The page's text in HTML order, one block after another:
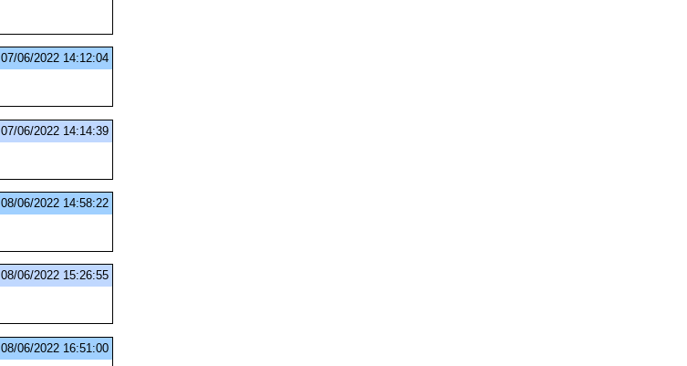
07/06/2022 14:12:04
07/06/2022 14:14:39
08/06/2022 14:58:22
08/06/2022 15:26:55
08/06/2022 16:51:00